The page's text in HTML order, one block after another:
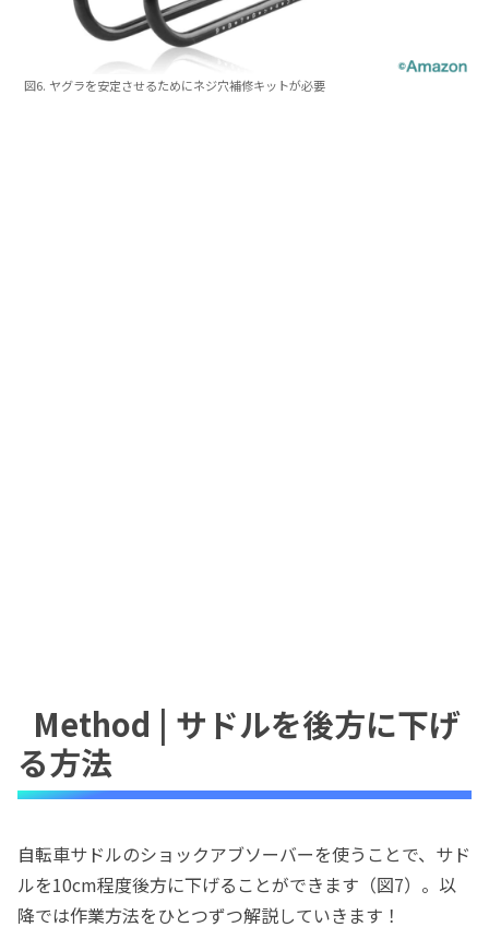
図6. ヤグラを安定させるためにネジ穴補修キットが必要
Method | サドルを後方に下げ
る方法
自転車サドルのショックアブソーバーを使うことで、サド
ルを10cm程度後方に下げることができます（図7）。以
降では作業方法をひとつずつ解説していきます！